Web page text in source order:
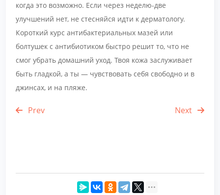
когда это возможно. Если через неделю-две
улучшений нет, не стесняйся идти к дерматологу.
Короткий курс антибактериальных мазей или
болтушек с антибиотиком быстро решит то, что не
смог убрать домашний уход. Твоя кожа заслуживает
быть гладкой, а ты — чувствовать себя свободно и в
джинсах, и на пляже.
Prev Next